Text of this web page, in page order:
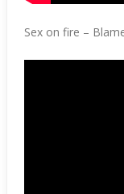
Sex on fire –